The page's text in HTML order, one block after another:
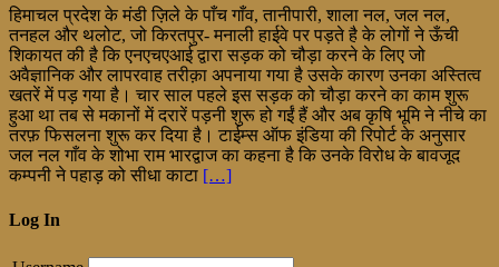
हिमाचल प्रदेश के मंडी ज़िले के पाँच गाँव, तानीपारी, शाला नल, जल नल,
तनहल और थलोट, जो किरतपुर- मनाली हाईवे पर पड़ते है के लोगों ने ऊँची
शिकायत की है कि एनएचएआई द्वारा सड़क को चौड़ा करने के लिए जो
अवैज्ञानिक और लापरवाह तरीक़ा अपनाया गया है उसके कारण उनका अस्तित्व
खतरें में पड़ गया है। चार साल पहले इस सड़क को चौड़ा करने का काम शुरू
हुआ था तब से मकानों में दरारें पड़नी शुरू हो गईं हैं और अब कृषि भूमि ने नीचे का
तरफ़ फिसलना शुरू कर दिया है। टाईम्स ऑफ इंडिया की रिपोर्ट के अनुसार
जल नल गाँव के शोभा राम भारद्वाज का कहना है कि उनके विरोध के बावजूद
कम्पनी ने पहाड़ को सीधा काटा […]
Log In